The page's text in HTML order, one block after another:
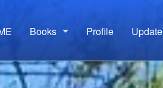
Books Profile Update